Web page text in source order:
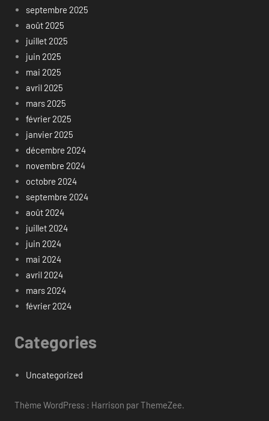
septembre 2025
août 2025
juillet 2025
juin 2025
mai 2025
avril 2025
mars 2025
février 2025
janvier 2025
décembre 2024
novembre 2024
octobre 2024
septembre 2024
août 2024
juillet 2024
juin 2024
mai 2024
avril 2024
mars 2024
février 2024
Categories
Uncategorized
Thème WordPress : Harrison par ThemeZee.